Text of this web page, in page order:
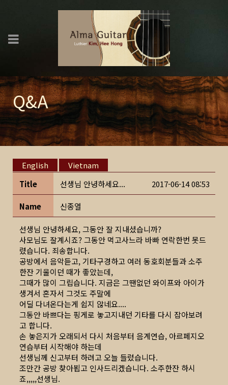
Q&A
English
Vietnam
Title
선생님 안녕하세요... 2017-06-14 08:53
Name 신종열
선생님 안녕하세요, 그동안 잘 지내셨습니까?
사모님도 잘계시죠? 그동안 먹고사느라 바빠 연락한번 못드
렸습니다. 죄송합니다.
공방에서 음악듣고, 기타구경하고 여러 동호회분들과 소주
한잔 기울이던 때가 좋았는데,
그때가 많이 그립습니다. 지금은 그땐없던 와이프와 아이가
생겨서 혼자서 그것도 주말에
어딜 다녀온다는게 쉽지 않네요....
그동안 바쁘다는 핑게로 놓고지내던 기타를 다시 잡아보려
고 합니다.
손 놓은지가 오래되서 다시 처음부터 음계연습, 아르페지오
연습부터 시작해야 하는데
선생님께 신고부터 하려고 오늘 들렀습니다.
조만간 공방 찾아뵙고 인사드리겠습니다. 소주한잔 하시
죠,,,,,선생님.